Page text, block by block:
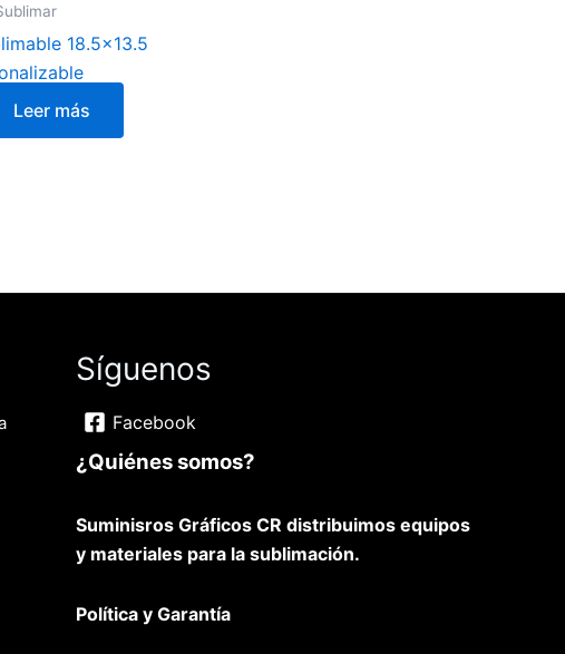
18.5×13.5
Leer más
Síguenos
Facebook
¿Quiénes somos?
Suminisros Gráficos CR distribuimos equipos
y materiales para la sublimación.
Política y Garantía